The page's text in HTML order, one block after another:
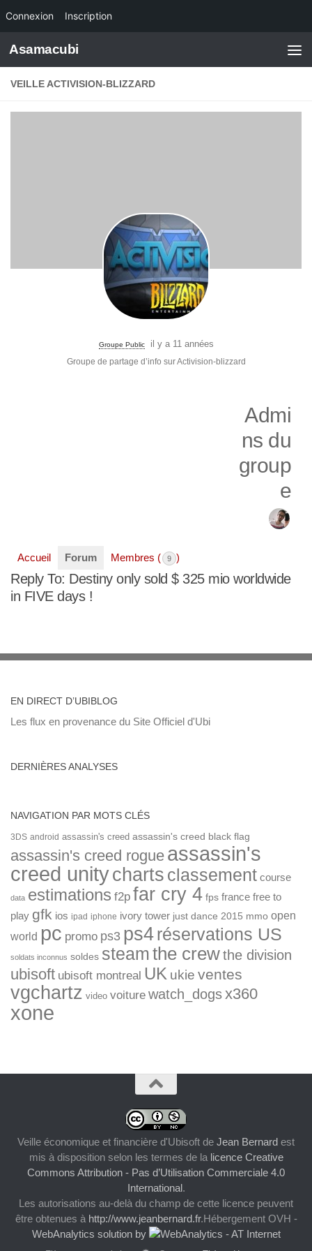
Connexion Inscription
Skip to content
Asamacubi
VEILLE ACTIVISION-BLIZZARD
Groupe Public il y a 11 années
Groupe de partage d’info sur Activision-blizzard
Admi
ns du
group
e
Accueil Forum Membres ( 9 )
Reply To: Destiny only sold $ 325 mio worldwide
in FIVE days !
EN DIRECT D’UBIBLOG
Les flux en provenance du Site Officiel d'Ubi
DERNIÈRES ANALYSES
NAVIGATION PAR MOTS CLÉS
3DS android assassin's creed assassin's creed black flag
assassin's creed rogue assassin's
creed unitycharts classement course
data estimations f2p far cry 4 fps france free to
play gfk ios ipad iphone ivory tower just dance 2015 mmo open
world pc promo ps3 ps4réservations US
soldats inconnus soldes steamthe crewthe division
ubisoft ubisoft montreal UK ukie ventes
vgchartz video voiture watch_dogsx360
xone
Veille économique et financière d'Ubisoft de Jean Bernard est
mis à disposition selon les termes de la licence Creative
Commons Attribution - Pas d’Utilisation Commerciale 4.0
International.
Les autorisations au-delà du champ de cette licence peuvent
être obtenues à http://www.jeanbernard.fr.Hébergement OVH -
WebAnalytics solution by